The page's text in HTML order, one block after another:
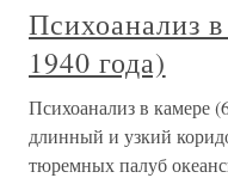
Психоанализ
1940 года)
Психоанализ в камере
длинный и узкий
тюремных палуб